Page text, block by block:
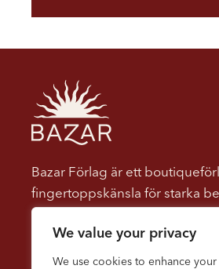
We value your privacy
We use cookies to enhance
Bazar Förlag är ett
fingertoppskänsla för starka
hos läsaren. Vi ger ut böcker
och dröjer sig kvar. Vi tror på
som både underhåller och